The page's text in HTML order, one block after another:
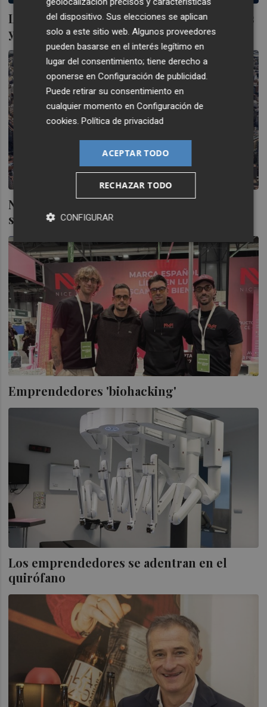
La brecha entre las promesas tecnológicas
y la infraestructura
Nuevas propuestas emprendedoras en el
sector inmobiliario
Emprendedores 'biohacking'
Los emprendedores se adentran en el
quirófano
del dispositivo. Sus elecciones se aplican
solo a este sitio web. Algunos proveedores
pueden basarse en el interés legítimo en
lugar del consentimiento; tiene derecho a
oponerse enConfiguración de publicidad.
Puede retirar su consentimiento en
cualquier momento enConfiguración de
cookies.Política de privacidad
ACEPTAR TODO
RECHAZAR TODO
CONFIGURAR